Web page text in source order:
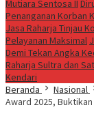
Mutiara Sentosa II
Penanganan Korban
Jasa Raharja Tinjau
Pelayanan Maksimal
Demi Tekan Angka
Raharja Sultra dan
Kendari
Beranda
Nasional
Award 2025,